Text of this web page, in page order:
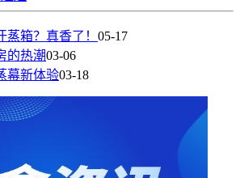
箱？真香了！ 05-17
的热潮03-06
幕新体验03-18